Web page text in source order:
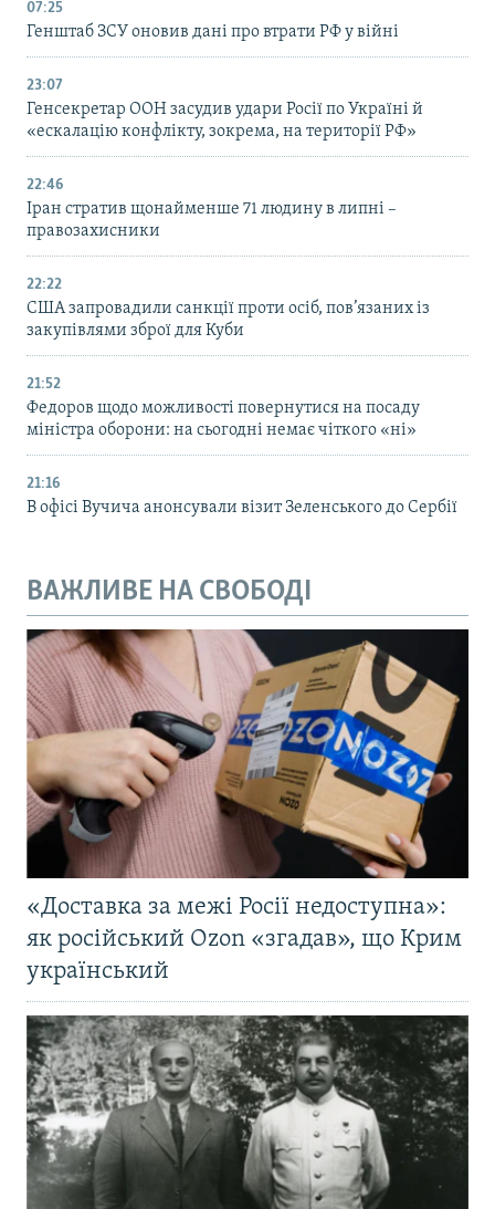
07:25
Генштаб ЗСУ оновив дані про втрати РФ у війні
23:07
Генсекретар ООН засудив удари Росії по Україні й
«ескалацію конфлікту, зокрема, на території РФ»
22:46
Іран стратив щонайменше 71 людину в липні –
правозахисники
22:22
США запровадили санкції проти осіб, пов’язаних із
закупівлями зброї для Куби
21:52
Федоров щодо можливості повернутися на посаду
міністра оборони: на сьогодні немає чіткого «ні»
21:16
В офісі Вучича анонсували візит Зеленського до Сербії
ВАЖЛИВЕ НА СВОБОДІ
«Доставка за межі Росії недоступна»:
як російський Ozon «згадав», що Крим
український